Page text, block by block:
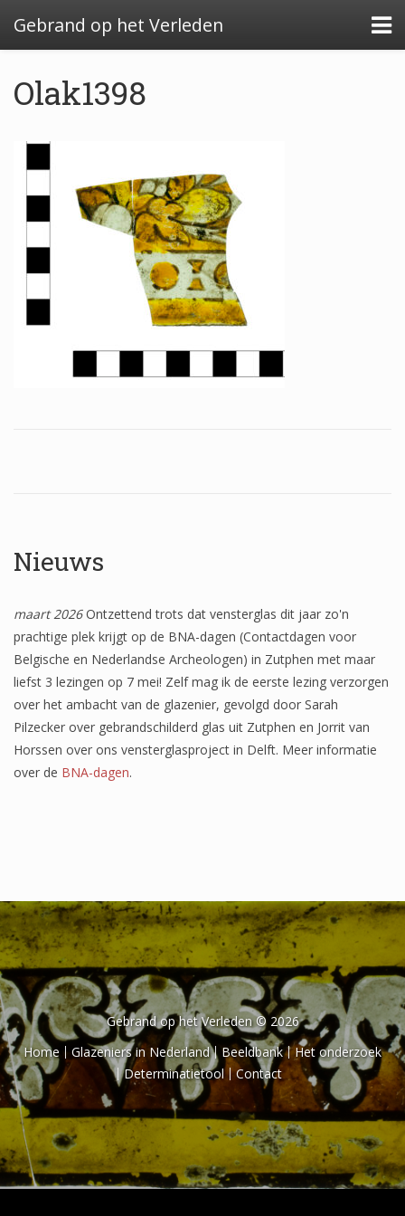
Gebrand op het Verleden
Algemeen: Glazeniersafval in Nederland
Algemeen: de glazenier
Uitwerking: Zutphen-Dieserstraat, 1583-1600
Uitwerking: Oldenzaal-Boterstraat, 1650-1700
Quickscan: Groenlo-Nieuwstad, 1650-1800
Quickscan: Groenlo-Notenboomstraat, 1700-
Geometrische patronen
Boordglazen
Omlijsting
Teksten
Onbeschilderd glas
Literatuurlijst
Nieuws
maart 2026Ontzettend trots dat vensterglas dit jaar zo'n
prachtige plek krijgt op de BNA-dagen (Contactdagen voor
Belgische en Nederlandse Archeologen) in Zutphen met maar
liefst 3 lezingen op 7 mei! Zelf mag ik de eerste lezing verzorgen
over het ambacht van de glazenier, gevolgd door Sarah
Pilzecker over gebrandschilderd glas uit Zutphen en Jorrit van
Horssen over ons vensterglasproject in Delft. Meer informatie
over de BNA-dagen.
Olak1398
Gebrand op het Verleden © 2026
Home
Glazeniers in Nederland Beeldbank
Het onderzoek
Determinatietool
Contact